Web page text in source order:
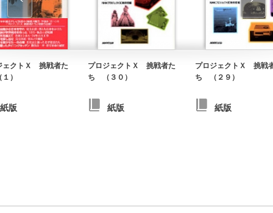
ェクトＸ 挑戦者た
）
紙版
プロジェクトＸ 挑戦者た
ち （３０）
紙版
プロジェクトＸ 挑戦
ち （２９）
紙版